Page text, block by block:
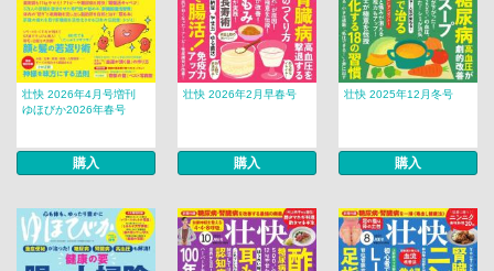
壮快 2026年4月号増刊
ゆほびか2026年春号
購入
壮快 2026年2月早春号
購入
壮快 2025年12月冬号
購入